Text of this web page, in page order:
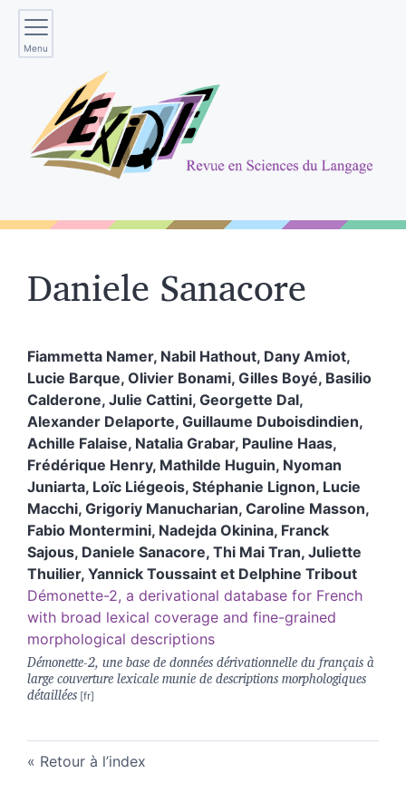
Menu
Daniele Sanacore
Fiammetta Namer, Nabil Hathout, Dany Amiot,
Lucie Barque, Olivier Bonami, Gilles Boyé, Basilio
Calderone, Julie Cattini, Georgette Dal,
Alexander Delaporte, Guillaume Duboisdindien,
Achille Falaise, Natalia Grabar, Pauline Haas,
Frédérique Henry, Mathilde Huguin, Nyoman
Juniarta, Loïc Liégeois, Stéphanie Lignon, Lucie
Macchi, Grigoriy Manucharian, Caroline Masson,
Fabio Montermini, Nadejda Okinina, Franck
Sajous, Daniele Sanacore, Thi Mai Tran, Juliette
Thuilier, Yannick Toussaint et Delphine Tribout
Démonette-2, a derivational database for French
with broad lexical coverage and fine-grained
morphological descriptions
Démonette-2, une base de données dérivationnelle du français à
large couverture lexicale munie de descriptions morphologiques
détaillées
Retour à l’index